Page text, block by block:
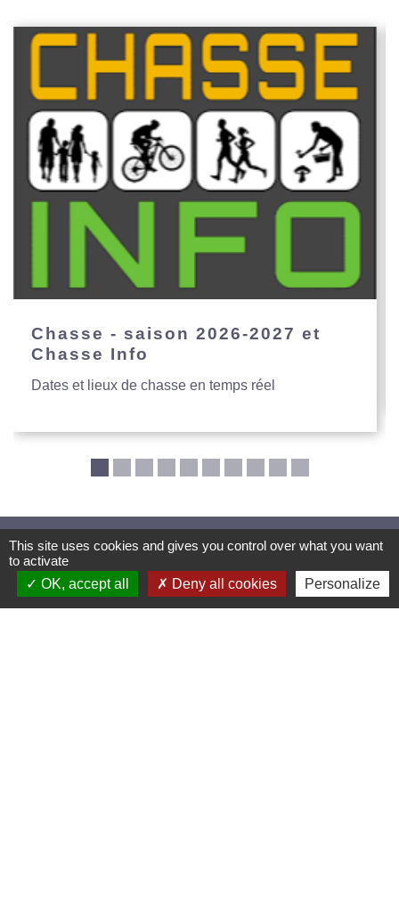
Chasse - saison 2026-2027 et
Chasse Info
Dates et lieux de chasse en temps réel
Mairie de Creys Mepieu
Commune de Creys-Mépieu
35, place de la Mairie
This site uses cookies and gives you control over what you want
to activate
OK, accept all
Deny all cookies Personalize